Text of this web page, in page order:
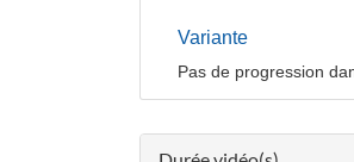
Variante
Pas de progression